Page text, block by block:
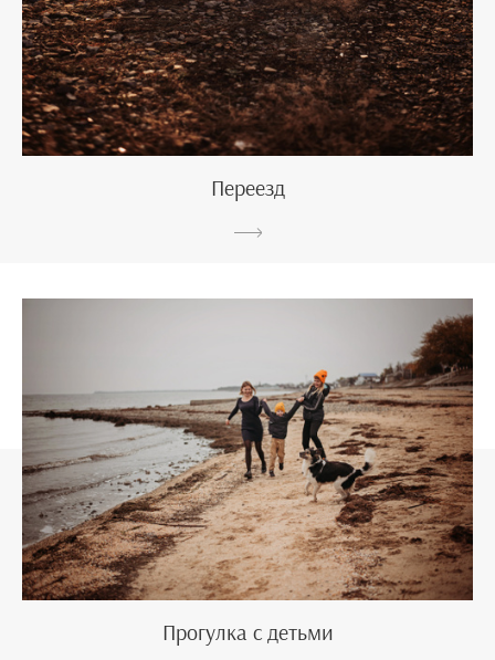
Переезд
Прогулка с детьми